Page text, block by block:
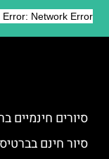
סיורים חינמיים
סיור חינם